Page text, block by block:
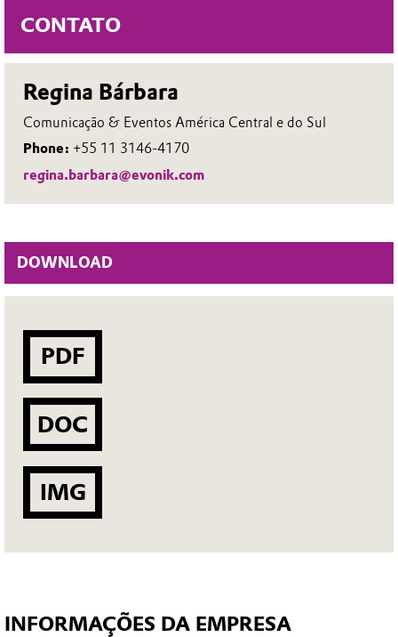
CONTATO
Regina Bárbara
Comunicação & Eventos América Central e do Sul
Phone: +55 11 3146-4170
regina.barbara@evonik.com
DOWNLOAD
PDF
DOC
IMG
INFORMAÇÕES DA EMPRESA